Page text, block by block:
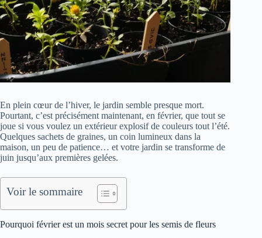
En plein cœur de l’hiver, le jardin semble presque mort.
Pourtant, c’est précisément maintenant, en février, que tout se
joue si vous voulez un extérieur explosif de couleurs tout l’été.
Quelques sachets de graines, un coin lumineux dans la
maison, un peu de patience… et votre jardin se transforme de
juin jusqu’aux premières gelées.
Voir le sommaire
Pourquoi février est un mois secret pour les semis de fleurs